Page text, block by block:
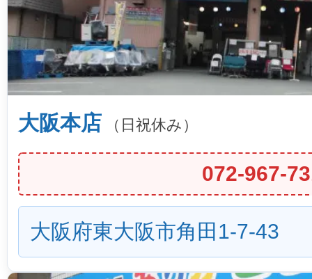
大阪本店 （日祝休み）
072-967-
大阪府東大阪市角田1-7-43